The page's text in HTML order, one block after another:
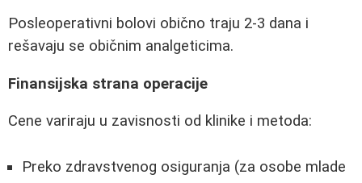
Posleoperativni bolovi obično traju 2-3 dana i
rešavaju se običnim analgeticima.
Finansijska strana operacije
Cene variraju u zavisnosti od klinike i metoda:
Preko zdravstvenog osiguranja (za osobe mlade